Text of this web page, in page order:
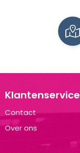
Klantenservice
Contact
Over ons